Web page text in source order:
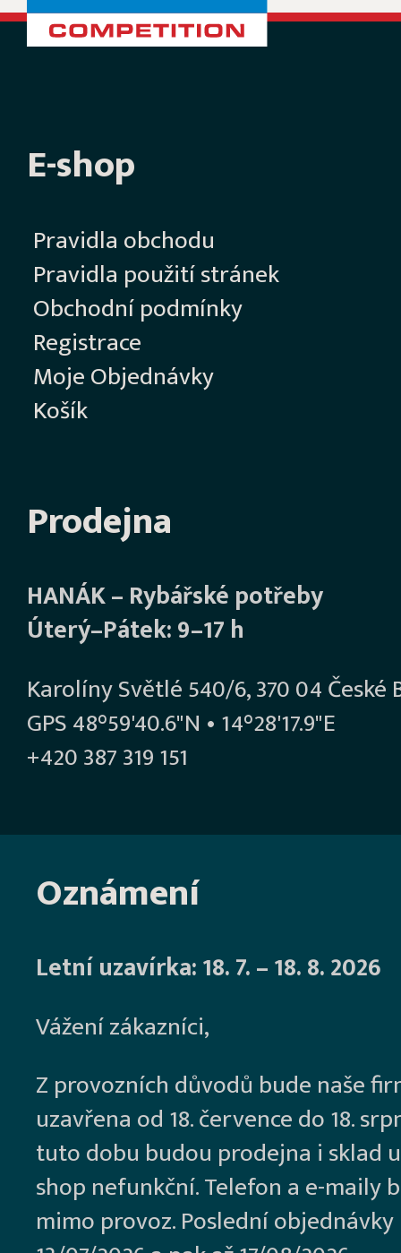
E-shop
Pravidla obchodu
Pravidla použití stránek
Obchodní podmínky
Registrace
Moje Objednávky
Košík
Prodejna
HANÁK – Rybářské potřeby
Úterý–Pátek: 9–17 h
Karolíny Světlé 540/6, 370 04 České
GPS 48°59'40.6"N • 14°28'17.9"E
+420 387 319 151
Oznámení
Letní uzavírka: 18. 7. – 18. 8. 2026
Vážení zákazníci,
Z provozních důvodů bude naše
uzavřena od 18. července do 18.
tuto dobu budou prodejna i sklad
shop nefunkční. Telefon a e-maily
mimo provoz. Poslední